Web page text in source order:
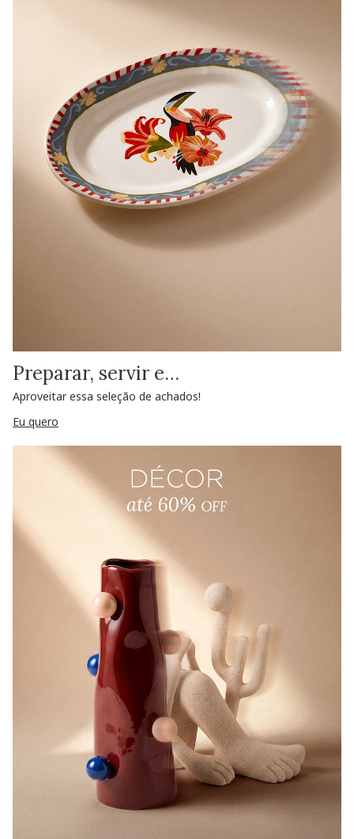
Preparar, servir e…
Aproveitar essa seleção de achados!
Eu quero